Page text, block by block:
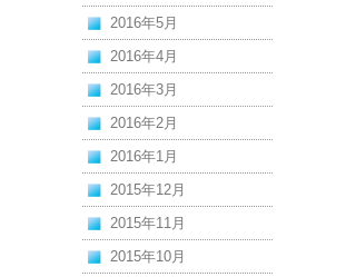
2016年5月
2016年4月
2016年3月
2016年2月
2016年1月
2015年12月
2015年11月
2015年10月